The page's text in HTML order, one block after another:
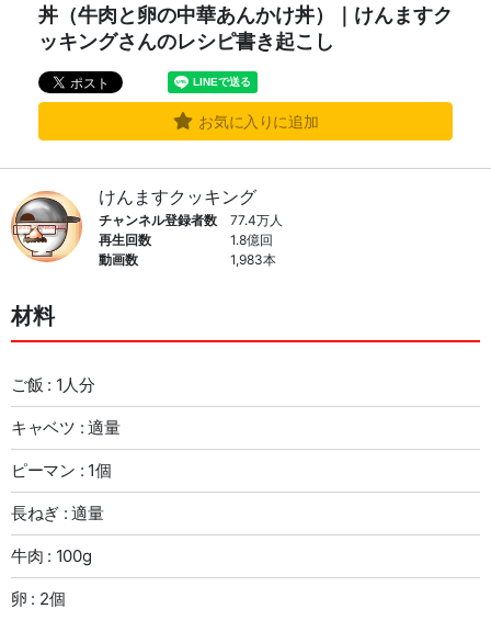
丼（牛肉と卵の中華あんかけ丼）｜けんますク
ッキングさんのレシピ書き起こし
お気に入りに追加
けんますクッキング
チャンネル登録者数
77.4万人
再生回数
1.8億回
動画数
1,983本
材料
ご飯 : 1人分
キャベツ : 適量
ピーマン : 1個
長ねぎ : 適量
牛肉 : 100g
卵 : 2個